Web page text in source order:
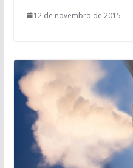
12 de novembro de 2015